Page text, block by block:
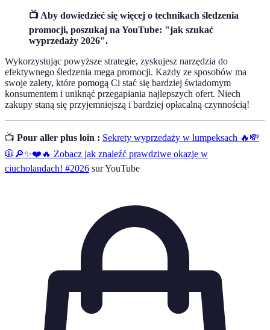
📺 Aby dowiedzieć się więcej o technikach śledzenia
promocji, poszukaj na YouTube: "jak szukać
wyprzedaży 2026".
Wykorzystując powyższe strategie, zyskujesz narzędzia do
efektywnego śledzenia mega promocji. Każdy ze sposobów ma
swoje zalety, które pomogą Ci stać się bardziej świadomym
konsumentem i uniknąć przegapiania najlepszych ofert. Niech
zakupy staną się przyjemniejszą i bardziej opłacalną czynnością!
📺 Pour aller plus loin : Sekrety wyprzedaży w lumpeksach 🔥💸
🧥🔎✨❤️🔥 Zobacz jak znaleźć prawdziwe okazje w
ciucholandach! #2026 sur YouTube